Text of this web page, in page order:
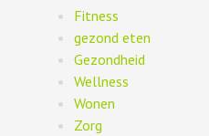
Fitness
gezond eten
Gezondheid
Wellness
Wonen
Zorg